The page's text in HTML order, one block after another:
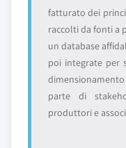
fatturato dei
raccolti da fonti a
un database
poi integrate per
parte di
produttori e